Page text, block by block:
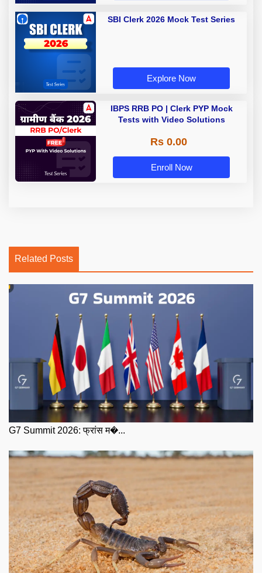
SBI Clerk 2026 Mock Test Series
Explore Now
IBPS RRB PO | Clerk PYP Mock
Tests with Video Solutions
Rs 0.00
Enroll Now
Related Posts
G7 Summit 2026: फ्रांस म�...